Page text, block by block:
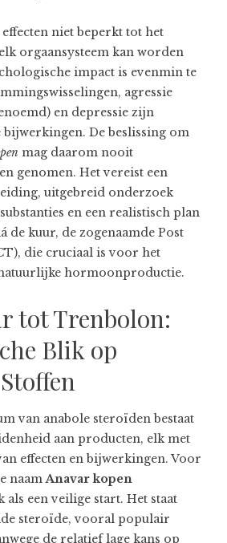
niet beperkt tot het
orgaansysteem kan worden
impact is evenmin te
agressie
en depressie zijn
De beslissing om
mag daarom nooit
genomen. Het vereist een
uitgebreid onderzoek
en een realistisch plan
de kuur, de zogenaamde Post
die cruciaal is voor het
hormoonproductie.
tot Trenbolon:
Blik op
van anabole steroïden bestaat
aan producten, elk met
effecten en bijwerkingen. Voor
naamAnavar kopen
een veilige start. Het staat
steroïde, vooral populair
de relatief lage kans op